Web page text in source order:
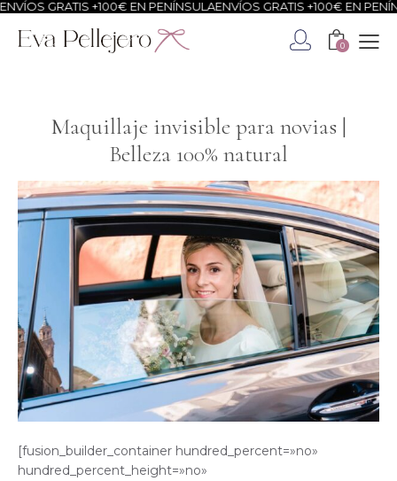
GRATIS +100€ EN PENÍNSULAENVÍOS GRATIS +100€ EN PENÍNSULA
0
Maquillaje invisible para novias |
Belleza 100% natural
[fusion_builder_container hundred_percent=»no»
hundred_percent_height=»no»